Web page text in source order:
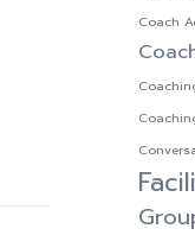
Coach